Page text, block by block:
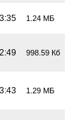
3:35 1.24 МБ
2:49 998.59 Кб
3:43 1.29 МБ